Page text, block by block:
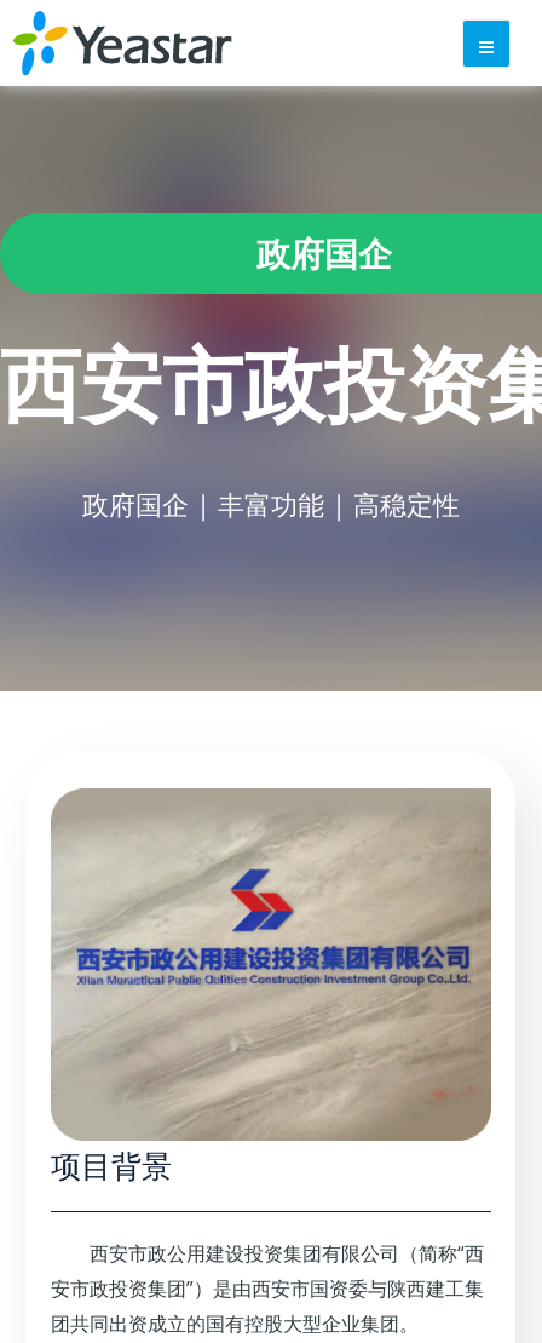
政府国企
西安市政投资
政府国企 | 丰富功能 | 高稳定性
项目背景
西安市政公用建设投资集团有限公司（简称“西
安市政投资集团”）是由西安市国资委与陕西建工集
团共同出资成立的国有控股大型企业集团。